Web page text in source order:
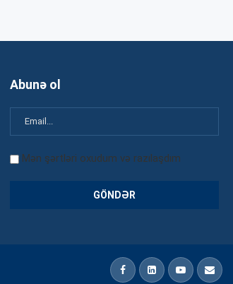
Abunə ol
Mən şərtləri oxudum və razılaşdım